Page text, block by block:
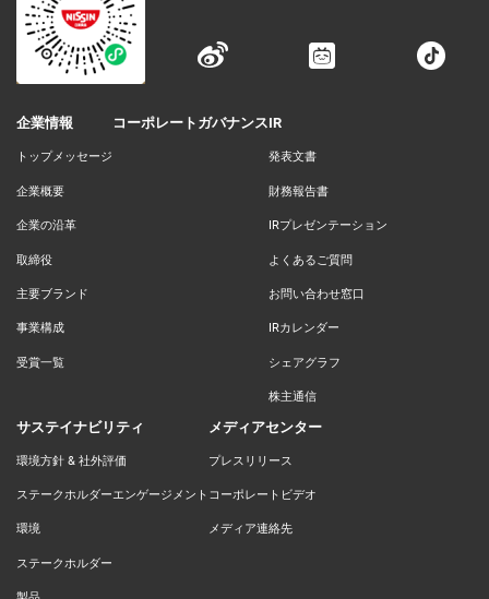
企業情報
トップメッセージ
企業概要
企業の沿革
取締役
主要ブランド
事業構成
受賞一覧
コーポレートガバナンスIR
発表文書
財務報告書
IRプレゼンテーション
よくあるご質問
お問い合わせ窓口
IRカレンダー
シェアグラフ
株主通信
サステイナビリティ
環境方針 & 社外評価
ステークホルダーエンゲージメント
環境
ステークホルダー
メディアセンター
プレスリリース
コーポレートビデオ
メディア連絡先